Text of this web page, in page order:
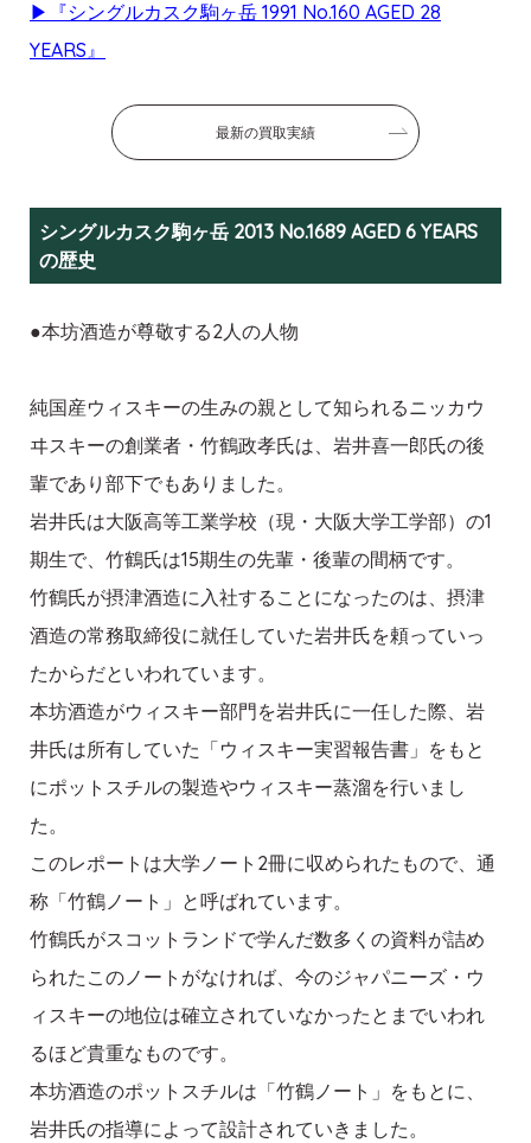
▶ 『シングルカスク駒ヶ岳 1991 No.160 AGED 28
YEARS』
最新の買取実績
シングルカスク駒ヶ岳 2013 No.1689 AGED 6 YEARS
の歴史
●本坊酒造が尊敬する2人の人物
純国産ウィスキーの生みの親として知られるニッカウ
ヰスキーの創業者・竹鶴政孝氏は、岩井喜一郎氏の後
輩であり部下でもありました。
岩井氏は大阪高等工業学校（現・大阪大学工学部）の1
期生で、竹鶴氏は15期生の先輩・後輩の間柄です。
竹鶴氏が摂津酒造に入社することになったのは、摂津
酒造の常務取締役に就任していた岩井氏を頼っていっ
たからだといわれています。
本坊酒造がウィスキー部門を岩井氏に一任した際、岩
井氏は所有していた「ウィスキー実習報告書」をもと
にポットスチルの製造やウィスキー蒸溜を行いまし
た。
このレポートは大学ノート2冊に収められたもので、通
称「竹鶴ノート」と呼ばれています。
竹鶴氏がスコットランドで学んだ数多くの資料が詰め
られたこのノートがなければ、今のジャパニーズ・ウ
ィスキーの地位は確立されていなかったとまでいわれ
るほど貴重なものです。
本坊酒造のポットスチルは「竹鶴ノート」をもとに、
岩井氏の指導によって設計されていきました。